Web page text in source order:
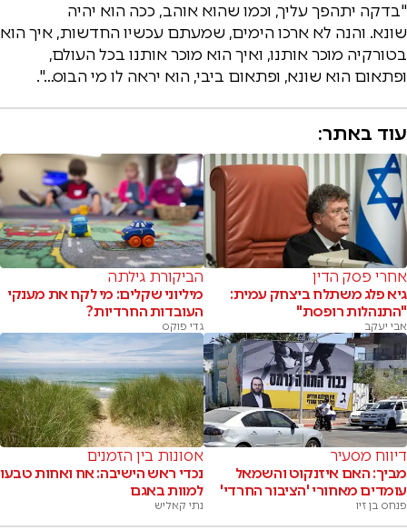
"בדקה יתהפך עליך, וכמו שהוא אוהב, ככה הוא יהיה
שונא. והנה לא ארכו הימים, שמעתם עכשיו החדשות, איך הוא
בטורקיה מוכר אותנו, ואיך הוא מוכר אותנו בכל העולם,
ופתאום הוא שונא, ופתאום ביבי, הוא יראה לו מי הבוס…".
עוד באתר:
אחרי פסק הדין
גיא פלג משתלח ביצחק עמית:
"התנהלות רופסת"
אבי יעקב
הביקורת גילתה
מיליוני שקלים: מי לקח את מענקי
העובדות החרדיות?
גדי פוקס
דיווח מסעיר
מביך: האם איזנקוט והשמאל
עומדים מאחורי 'הציבור החרדי'
פנחס בן זיו
אסונות בין הזמנים
נכדי ראש הישיבה: אח ואחות טבעו
למוות באגם
נתי קאליש